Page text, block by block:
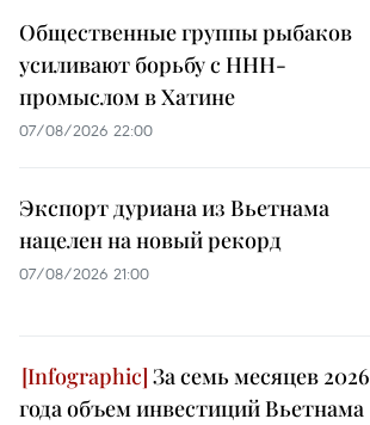
Общественные группы рыбаков
усиливают борьбу с ННН-
промыслом в Хатине
07/08/2026 22:00
Экспорт дуриана из Вьетнама
нацелен на новый рекорд
07/08/2026 21:00
За семь месяцев 2026
года объем инвестиций Вьетнама